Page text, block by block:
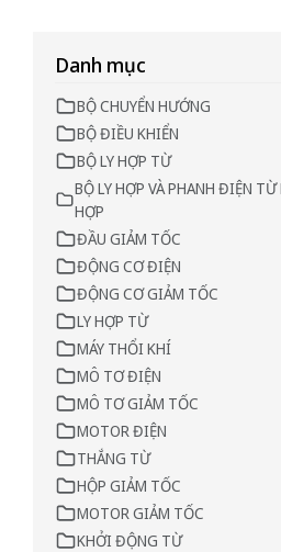
Danh mục
BỘ CHUYỂN HƯỚNG
BỘ ĐIỀU KHIỂN
BỘ LY HỢP TỪ
BỘ LY HỢP VÀ PHANH ĐIỆN TỪ
HỢP
ĐẦU GIẢM TỐC
ĐỘNG CƠ ĐIỆN
ĐỘNG CƠ GIẢM TỐC
LY HỢP TỪ
MÁY THỔI KHÍ
MÔ TƠ ĐIỆN
MÔ TƠ GIẢM TỐC
MOTOR ĐIỆN
THẮNG TỪ
HỘP GIẢM TỐC
MOTOR GIẢM TỐC
KHỞI ĐỘNG TỪ